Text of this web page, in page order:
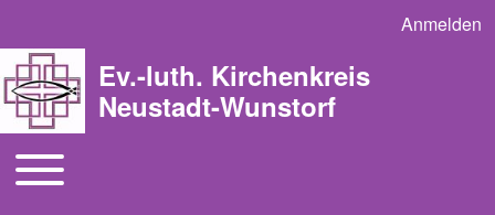
User
Anmelden
Ev.-luth. Kirchenkreis
Neustadt-Wunstorf
Main navigation
Toggle main menu